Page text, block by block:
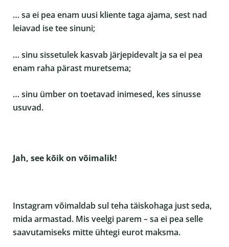
… sa ei pea enam uusi kliente taga ajama, sest nad
leiavad ise tee sinuni;
… sinu sissetulek kasvab järjepidevalt ja sa ei pea
enam raha pärast muretsema;
… sinu ümber on toetavad inimesed, kes sinusse
usuvad.
Jah, see kõik on võimalik!
Instagram võimaldab sul teha täiskohaga just seda,
mida armastad. Mis veelgi parem – sa ei pea selle
saavutamiseks mitte ühtegi eurot maksma.